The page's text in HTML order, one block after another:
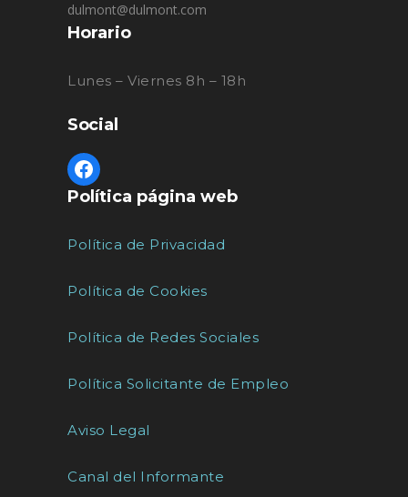
dulmont@dulmont.com
Horario
Lunes – Viernes 8h – 18h
Social
Política página web
Política de Privacidad
Política de Cookies
Política de Redes Sociales
Política Solicitante de Empleo
Aviso Legal
Canal del Informante